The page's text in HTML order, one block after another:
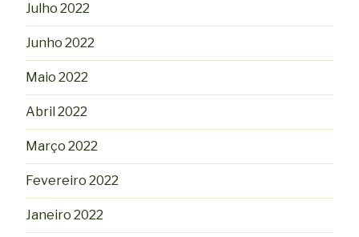
Julho 2022
Junho 2022
Maio 2022
Abril 2022
Março 2022
Fevereiro 2022
Janeiro 2022